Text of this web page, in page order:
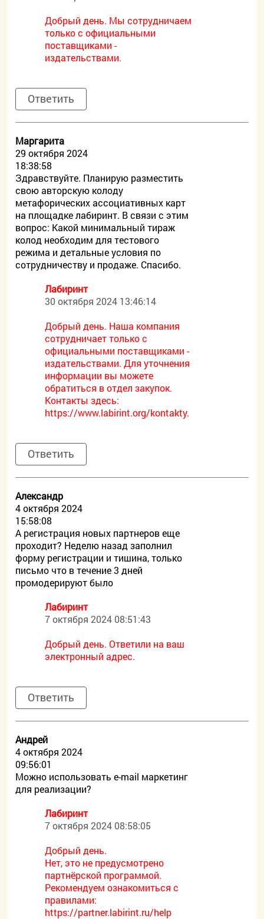
Добрый день. Мы сотрудничаем
только с официальными
поставщиками -
издательствами.
Ответить
Маргарита
29 октября 2024
18:38:58
Здравствуйте. Планирую разместить
свою авторскую колоду
метафорических ассоциативных карт
на площадке лабиринт. В связи с этим
вопрос: Какой минимальный тираж
колод необходим для тестового
режима и детальные условия по
сотрудничеству и продаже. Спасибо.
Лабиринт
30 октября 2024 13:46:14
Добрый день. Наша компания
сотрудничает только с
официальными поставщиками -
издательствами. Для уточнения
информации вы можете
обратиться в отдел закупок.
Контакты здесь:
https://www.labirint.org/kontakty.
Ответить
Александр
4 октября 2024
15:58:08
А регистрация новых партнеров еще
проходит? Неделю назад заполнил
форму регистрации и тишина, только
письмо что в течение 3 дней
промодерируют было
Лабиринт
7 октября 2024 08:51:43
Добрый день. Ответили на ваш
электронный адрес.
Ответить
Андрей
4 октября 2024
09:56:01
Можно использовать e-mail маркетинг
для реализации?
Лабиринт
7 октября 2024 08:58:05
Добрый день.
Нет, это не предусмотрено
партнёрской программой.
Рекомендуем ознакомиться с
правилами:
https://partner.labirint.ru/help